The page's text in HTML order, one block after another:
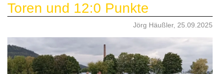
Toren und 12:0 Punkte
Jörg Häußler, 25.09.2025